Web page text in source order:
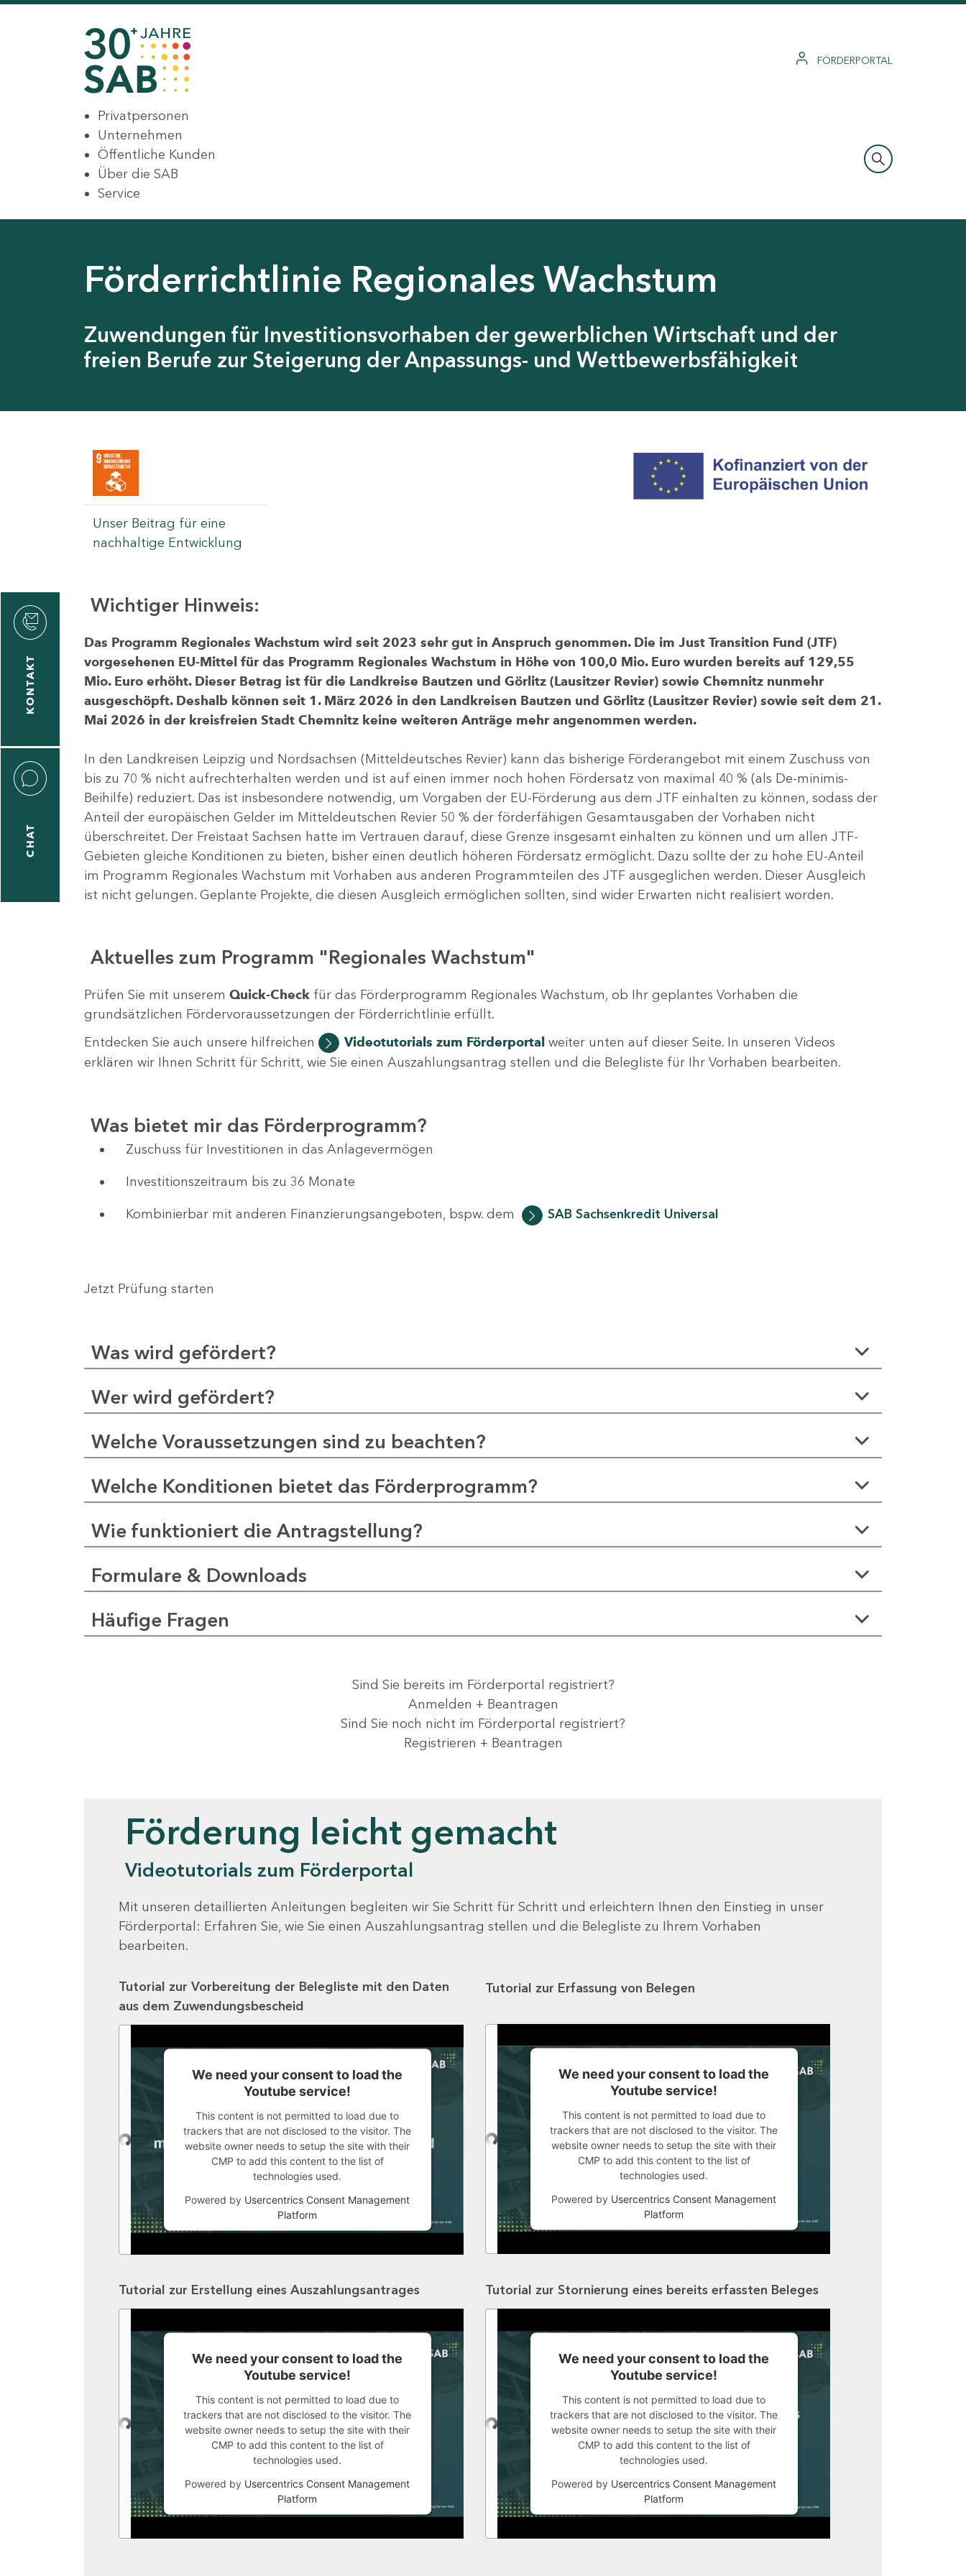
FÖRDERPORTAL
Privatpersonen
Unternehmen
Öffentliche Kunden
Über die SAB
Service
Förderrichtlinie Regionales Wachstum
Zuwendungen für Investitionsvorhaben der gewerblichen Wirtschaft und der
freien Berufe zur Steigerung der Anpassungs- und Wettbewerbsfähigkeit
Unser Beitrag für eine
nachhaltige Entwicklung
KONTAKT
CHAT
Wichtiger Hinweis:
Das Programm Regionales Wachstum wird seit 2023 sehr gut in Anspruch genommen. Die im Just Transition Fund (JTF)
vorgesehenen EU-Mittel für das Programm Regionales Wachstum in Höhe von 100,0 Mio. Euro wurden bereits auf 129,55
Mio. Euro erhöht. Dieser Betrag ist für die Landkreise Bautzen und Görlitz (Lausitzer Revier) sowie Chemnitz nunmehr
ausgeschöpft. Deshalb können seit 1. März 2026 in den Landkreisen Bautzen und Görlitz (Lausitzer Revier) sowie seit dem 21.
Mai 2026 in der kreisfreien Stadt Chemnitz keine weiteren Anträge mehr angenommen werden.
In den Landkreisen Leipzig und Nordsachsen (Mitteldeutsches Revier) kann das bisherige Förderangebot mit einem Zuschuss von
bis zu 70 % nicht aufrechterhalten werden und ist auf einen immer noch hohen Fördersatz von maximal 40 % (als De-minimis-
Beihilfe) reduziert. Das ist insbesondere notwendig, um Vorgaben der EU-Förderung aus dem JTF einhalten zu können, sodass der
Anteil der europäischen Gelder im Mitteldeutschen Revier 50 % der förderfähigen Gesamtausgaben der Vorhaben nicht
überschreitet. Der Freistaat Sachsen hatte im Vertrauen darauf, diese Grenze insgesamt einhalten zu können und um allen JTF-
Gebieten gleiche Konditionen zu bieten, bisher einen deutlich höheren Fördersatz ermöglicht. Dazu sollte der zu hohe EU-Anteil
im Programm Regionales Wachstum mit Vorhaben aus anderen Programmteilen des JTF ausgeglichen werden. Dieser Ausgleich
ist nicht gelungen. Geplante Projekte, die diesen Ausgleich ermöglichen sollten, sind wider Erwarten nicht realisiert worden.
Aktuelles zum Programm "Regionales Wachstum"
Prüfen Sie mit unserem Quick-Check für das Förderprogramm Regionales Wachstum, ob Ihr geplantes Vorhaben die
grundsätzlichen Fördervoraussetzungen der Förderrichtlinie erfüllt.
Entdecken Sie auch unsere hilfreichen
Videotutorials zum Förderportalweiter unten auf dieser Seite. In unseren Videos
erklären wir Ihnen Schritt für Schritt, wie Sie einen Auszahlungsantrag stellen und die Belegliste für Ihr Vorhaben bearbeiten.
Was bietet mir das Förderprogramm?
Zuschuss für Investitionen in das Anlagevermögen
Investitionszeitraum bis zu 36 Monate
Kombinierbar mit anderen Finanzierungsangeboten, bspw. dem SAB Sachsenkredit Universal
Jetzt Prüfung starten
Was wird gefördert?
Wer wird gefördert?
Welche Voraussetzungen sind zu beachten?
Welche Konditionen bietet das Förderprogramm?
Wie funktioniert die Antragstellung?
Formulare & Downloads
Häufige Fragen
Sind Sie bereits im Förderportal registriert?
Anmelden + Beantragen
Sind Sie noch nicht im Förderportal registriert?
Registrieren + Beantragen
Förderung leicht gemacht
Videotutorials zum Förderportal
Mit unseren detaillierten Anleitungen begleiten wir Sie Schritt für Schritt und erleichtern Ihnen den Einstieg in unser
Förderportal: Erfahren Sie, wie Sie einen Auszahlungsantrag stellen und die Belegliste zu Ihrem Vorhaben
bearbeiten.
Tutorial zur Vorbereitung der Belegliste mit den Daten
aus dem Zuwendungsbescheid
We need your consent to load the
Youtube service!
This content is not permitted to load due to
trackers that are not disclosed to the visitor. The
website owner needs to setup the site with their
CMP to add this content to the list of
technologies used.
Powered by Usercentrics Consent Management
Platform
Tutorial zur Erfassung von Belegen
We need your consent to load the
Youtube service!
This content is not permitted to load due to
trackers that are not disclosed to the visitor. The
website owner needs to setup the site with their
CMP to add this content to the list of
technologies used.
Powered by Usercentrics Consent Management
Platform
Tutorial zur Erstellung eines Auszahlungsantrages
We need your consent to load the
Youtube service!
This content is not permitted to load due to
trackers that are not disclosed to the visitor. The
website owner needs to setup the site with their
CMP to add this content to the list of
technologies used.
Powered by Usercentrics Consent Management
Platform
Tutorial zur Stornierung eines bereits erfassten Beleges
We need your consent to load the
Youtube service!
This content is not permitted to load due to
trackers that are not disclosed to the visitor. The
website owner needs to setup the site with their
CMP to add this content to the list of
technologies used.
Powered by Usercentrics Consent Management
Platform